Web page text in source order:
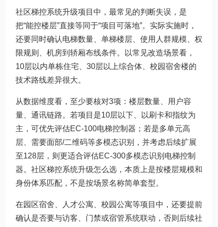
社区梯控系统升级项目中，最常见的判断失误，是
把“能控楼层”直接等同于“项目可落地”。实际实施时，
还要同时确认电梯数量、单梯楼层、使用人群规模、权
限规则、机房到轿厢布线条件。以常见改造场景看，
10层以内单栋住宅、30层以上综合体、校园宿舍楼的
技术路线差异很大。
从数据维度看，至少要核对3项：楼层数量、用户容
量、通讯链路。若项目是10层以下、以刷卡和指纹为
主，可优先评估EC-100电梯控制器；若是多单元高
层、需要面部/二维码等多模态识别，并考虑后续扩展
至128层，则更适合评估EC-300多模态识别电梯控制
器。社区梯控系统升级怎么选，本质上是按楼层规模和
身份体系匹配，不是按场景名称简单套型。
在园区宿舍、人才公寓、校园公寓等项目中，还要提前
确认是否要与访客、门禁或宿管系统联动，否则后续社